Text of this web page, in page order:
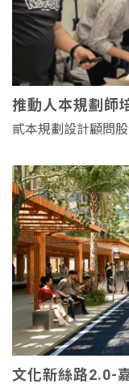
推動人本規劃師
貳本規劃設計顧問
文化新絲路2.0-